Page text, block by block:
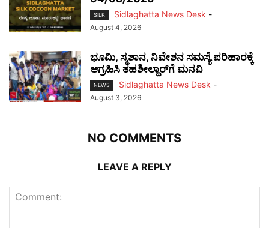
SILK Sidlaghatta News Desk -
August 4, 2026
ಭೂಮಿ, ಸ್ಮಶಾನ, ನಿವೇಶನ ಸಮಸ್ಯೆ ಪರಿಹಾರಕ್ಕೆ
ಆಗ್ರಹಿಸಿ ತಹಶೀಲ್ದಾರ್‌ಗೆ ಮನವಿ
NEWS Sidlaghatta News Desk -
August 3, 2026
NO COMMENTS
LEAVE A REPLY